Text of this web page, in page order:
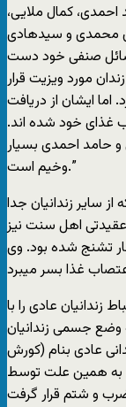
کمال ملایی،
محمدی و سیدهادی
صنفی خود دست
مورد ویزیت قرار
ایشان از دریافت
غذای خود شده اند.
احمدی بسیار
وخیم است.”
زندانیان جدا
اهل سنت نیز
تشنج شده بود. وی
زندانیان عادی را با
وضع جسمی زندانیان
عادی بنام (کورش
به همین علت توسط